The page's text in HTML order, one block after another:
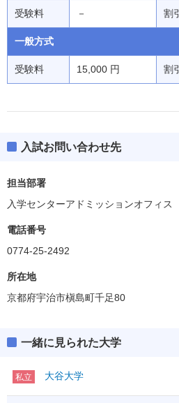
受験料 － 割引
一般方式
受験料 15,000 円 割引
入試お問い合わせ先
担当部署
入学センターアドミッションオフィス
電話番号
0774-25-2492
所在地
京都府宇治市槇島町千足80
一緒に見られた大学
私立 大谷大学